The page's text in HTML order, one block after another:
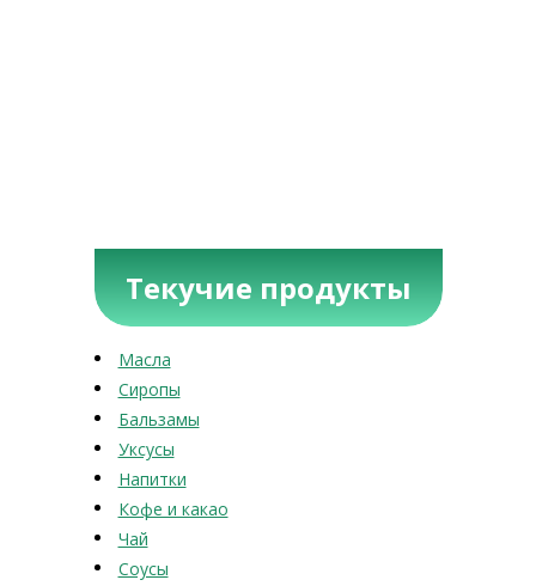
Текучие продукты
Масла
Сиропы
Бальзамы
Уксусы
Напитки
Кофе и какао
Чай
Соусы